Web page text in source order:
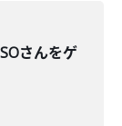
さんをゲ